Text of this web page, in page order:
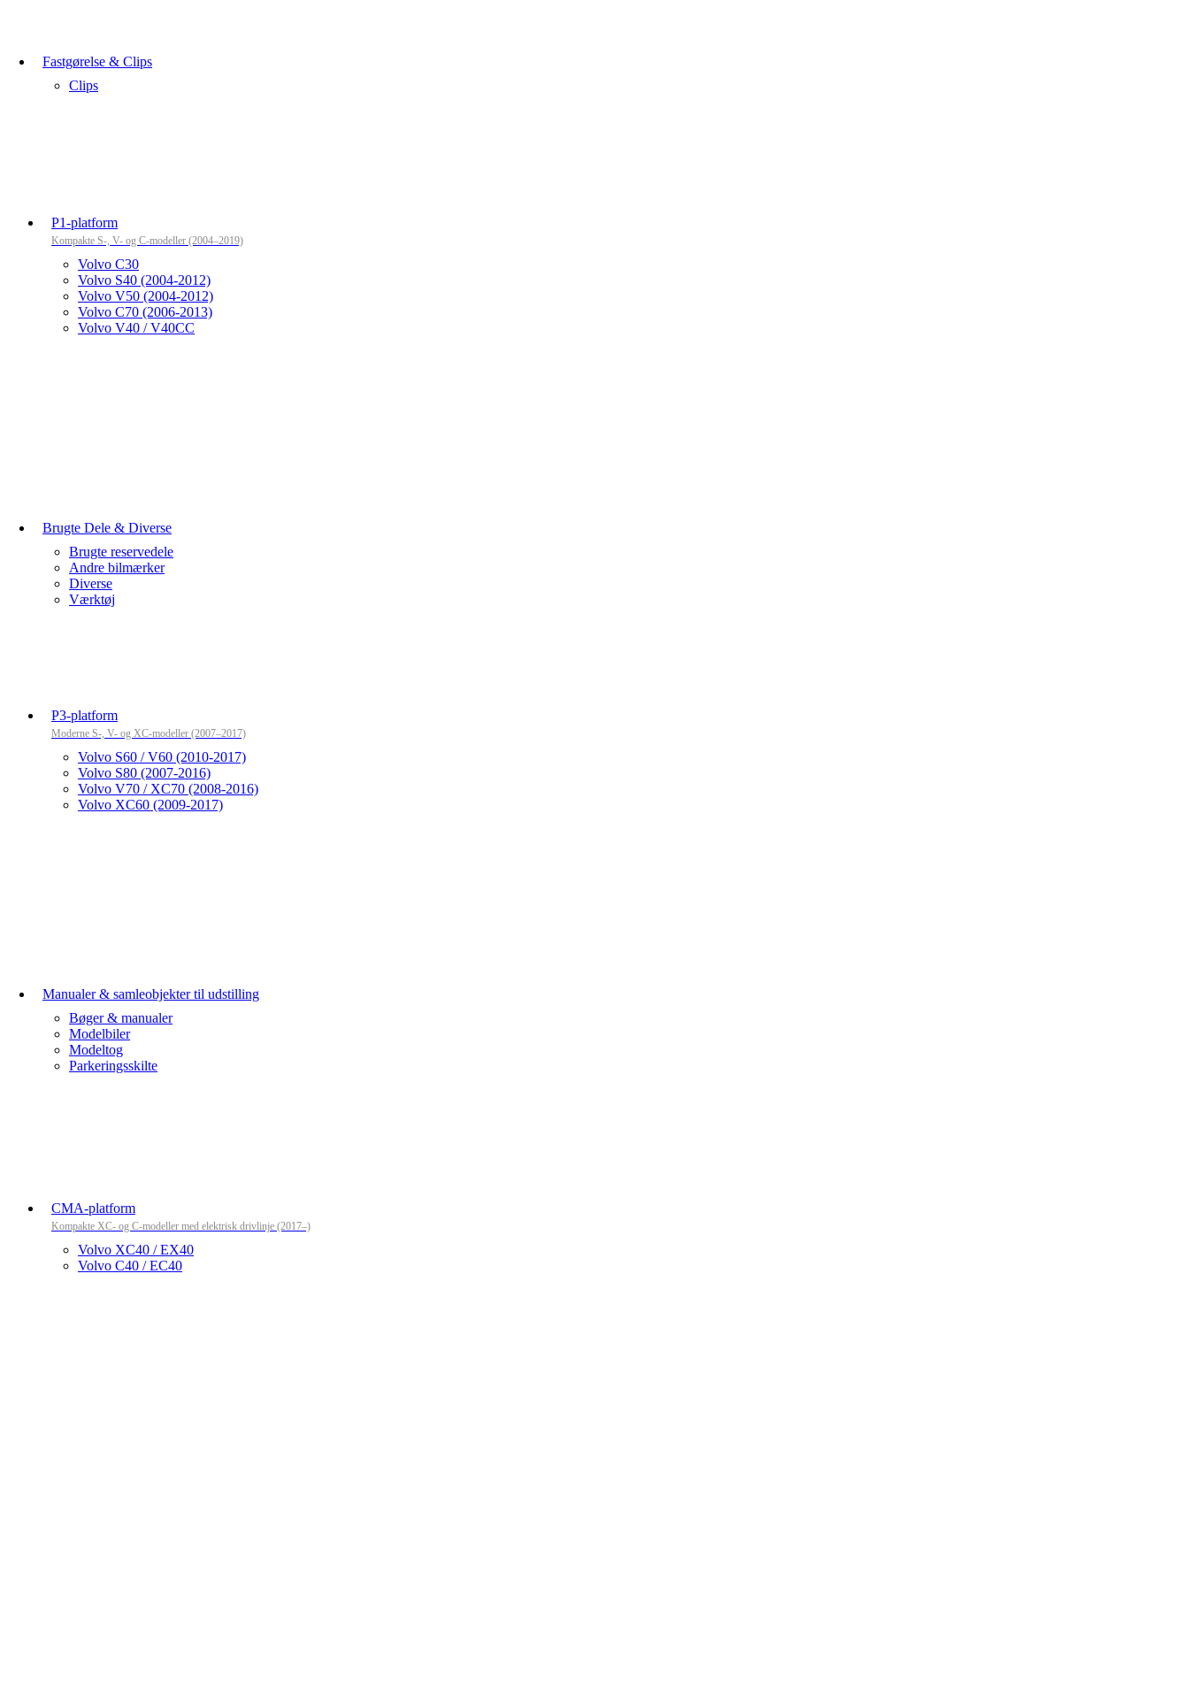
Fastgørelse & Clips
Clips
Brugte Dele & Diverse
Brugte reservedele
Andre bilmærker
Diverse
Værktøj
Manualer & samleobjekter til udstilling
Bøger & manualer
Modelbiler
Modeltog
Parkeringsskilte
P1-platform
Kompakte S-, V- og C-modeller (2004–2019)
Volvo C30
Volvo S40 (2004-2012)
Volvo V50 (2004-2012)
Volvo C70 (2006-2013)
Volvo V40 / V40CC
P3-platform
Moderne S-, V- og XC-modeller (2007–2017)
Volvo S60 / V60 (2010-2017)
Volvo S80 (2007-2016)
Volvo V70 / XC70 (2008-2016)
Volvo XC60 (2009-2017)
CMA-platform
Kompakte XC- og C-modeller med elektrisk drivlinje (2017–)
Volvo XC40 / EX40
Volvo C40 / EC40